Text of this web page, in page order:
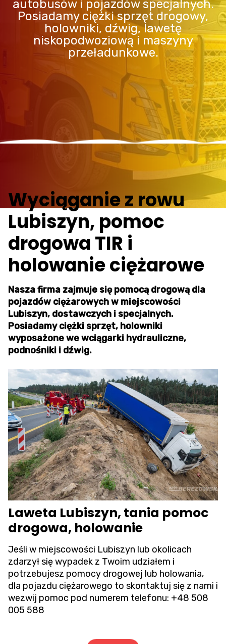
autobusów i pojazdów specjalnych.
Posiadamy ciężki sprzęt drogowy,
holowniki, dźwig, lawetę
niskopodwoziową i maszyny
przeładunkowe.
Wyciąganie z rowu
Lubiszyn, pomoc
drogowa TIR i
holowanie ciężarowe
Nasza firma zajmuje się pomocą drogową dla
pojazdów ciężarowych w miejscowości
Lubiszyn, dostawczych i specjalnych.
Posiadamy ciężki sprzęt, holowniki
wyposażone we wciągarki hydrauliczne,
podnośniki i dźwig.
Laweta Lubiszyn, tania pomoc
drogowa, holowanie
Jeśli w miejscowości Lubiszyn lub okolicach
zdarzył się wypadek z Twoim udziałem i
potrzebujesz pomocy drogowej lub holowania,
dla pojazdu ciężarowego to skontaktuj się z nami i
wezwij pomoc pod numerem telefonu: +48 508
005 588